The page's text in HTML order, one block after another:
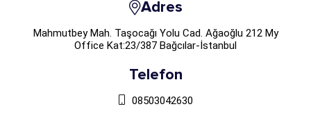
Adres
Mahmutbey Mah. Taşocağı Yolu Cad. Ağaoğlu 212 My
Office Kat:23/387 Bağcılar-İstanbul
Telefon
08503042630